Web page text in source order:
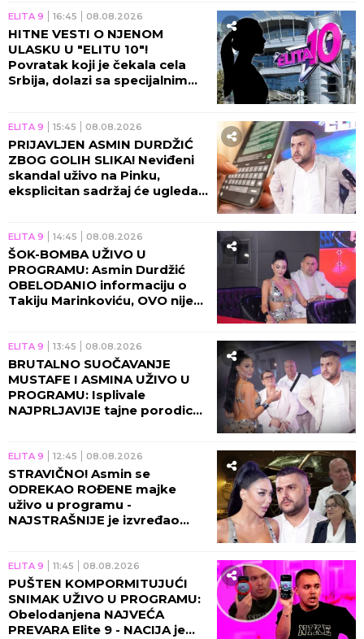
ELITA 9 16:45 08.08.2026
HITNE VESTI O NJENOM
ULASKU U "ELITU 10"!
Povratak koji je čekala cela
Srbija, dolazi sa specijalnim
ELITA 9 15:45 08.08.2026
PRIJAVLJEN ASMIN DURDŽIĆ
ZBOG GOLIH SLIKA! Neviđeni
skandal uživo na Pinku,
eksplicitan sadržaj će ugledati
ELITA 9 14:45 08.08.2026
ŠOK-BOMBA UŽIVO U
PROGRAMU: Asmin Durdžić
OBELODANIO informaciju o
Takiju Marinkoviću, OVO nije
ELITA 9 13:45 08.08.2026
BRUTALNO SUOČAVANJE
MUSTAFE I ASMINA UŽIVO U
PROGRAMU: Isplivale
NAJPRLJAVIJE tajne porodice
ELITA 9 12:45 08.08.2026
STRAVIČNO! Asmin se
ODREKAO ROĐENE majke
uživo u programu -
NAJSTRAŠNIJE je izvređao
ELITA 9 11:45 08.08.2026
PUŠTEN KOMPORMITUJUĆI
SNIMAK UŽIVO U PROGRAMU:
Obelodanjena NAJVEĆA
PREVARA Elite 9 - NACIJA je